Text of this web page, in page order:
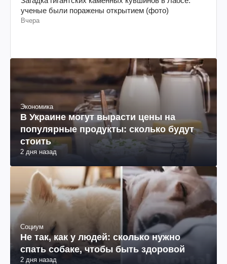
ученые были поражены открытием (фото)
Вчера
Экономика
В Украине могут вырасти цены на
популярные продукты: сколько будут
стоить
2 дня назад
Социум
Не так, как у людей: сколько нужно
спать собаке, чтобы быть здоровой
2 дня назад